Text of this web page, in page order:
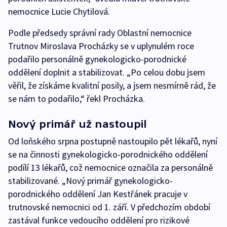
nemocnice Lucie Chytilová.
Podle předsedy správní rady Oblastní nemocnice
Trutnov Miroslava Procházky se v uplynulém roce
podařilo personálně gynekologicko-porodnické
oddělení doplnit a stabilizovat. „Po celou dobu jsem
věřil, že získáme kvalitní posily, a jsem nesmírně rád, že
se nám to podařilo,“ řekl Procházka.
Nový primář už nastoupil
Od loňského srpna postupně nastoupilo pět lékařů, nyní
se na činnosti gynekologicko-porodnického oddělení
podílí 13 lékařů, což nemocnice označila za personálně
stabilizované. „Nový primář gynekologicko-
porodnického oddělení Jan Kestřánek pracuje v
trutnovské nemocnici od 1. září. V předchozím období
zastával funkce vedoucího oddělení pro rizikové